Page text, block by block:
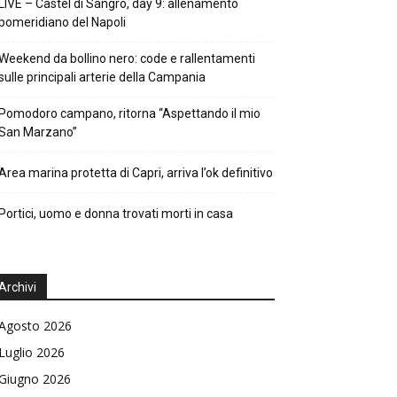
– Castel di Sangro, day 9: allenamento
del Napoli
da bollino nero: code e rallentamenti
principali arterie della Campania
campano, ritorna “Aspettando il mio
Marzano”
marina protetta di Capri, arriva l’ok definitivo
uomo e donna trovati morti in casa
2026
2026
2026